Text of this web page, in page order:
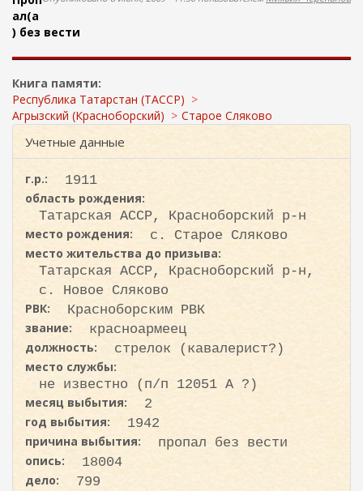
о
и
с
к
а
ал(а
) без вести
Книга памяти:
Республика Татарстан (ТАССР)
Агрызский (Красноборский)
Старое Сляково
Учетные данные
г.р.:
1911
область рождения:
Татарская АССР, Красноборский р-н
место рождения:
с. Старое Сляково
место жительства до призыва:
Татарская АССР, Красноборский р-н,
с. Новое Сляково
РВК:
Красноборским РВК
звание:
красноармеец
должность:
стрелок (кавалерист?)
место службы:
не известно (п/п 12051 А ?)
месяц выбытия:
2
год выбытия:
1942
причина выбытия:
пропал без вести
опись:
18004
дело:
799